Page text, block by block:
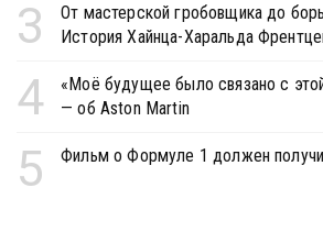
3
От мастерской гробовщика до
История Хайнца-Харальда
4
«Моё будущее было связано с
— об Aston Martin
5 Фильм о Формуле 1 должен